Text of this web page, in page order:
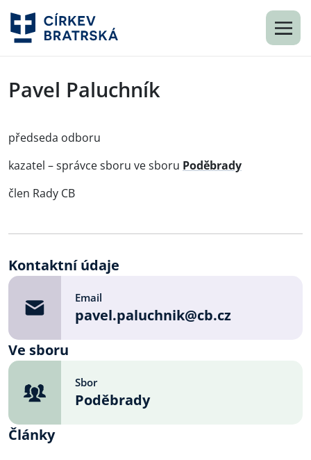
Pavel Paluchník
předseda odboru
kazatel – správce sboru ve sboru Poděbrady
člen Rady CB
Kontaktní údaje
Email
pavel.paluchnik@cb.cz
Ve sboru
Sbor
Poděbrady
Články